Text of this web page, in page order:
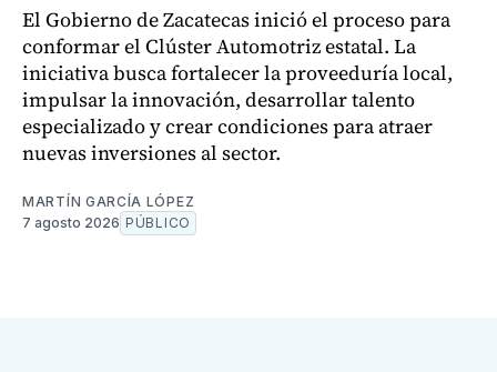
El Gobierno de Zacatecas inició el proceso para
conformar el Clúster Automotriz estatal. La
iniciativa busca fortalecer la proveeduría local,
impulsar la innovación, desarrollar talento
especializado y crear condiciones para atraer
nuevas inversiones al sector.
MARTÍN GARCÍA LÓPEZ
7 agosto 2026 PÚBLICO